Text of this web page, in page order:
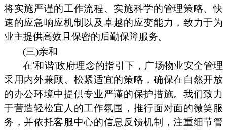
将实施严谨的工作流程、实施科学的管理策略、快
速的应急响应机制以及卓越的应变能力，致力于为
业主提供高效且保密的后勤保障服务。
(三)亲和
在'和谐'政府理念的指引下，广场物业安全管理
采用内外兼顾、松紧适宜的策略，确保在自然开放
的办公环境中提供专业严谨的保护措施。我们致力
于营造轻松宜人的工作氛围，推行面对面的微笑服
务，并依托客服中心的信息反馈机制，注重细节管